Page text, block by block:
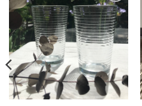
Añadir
a la
lista de
deseos